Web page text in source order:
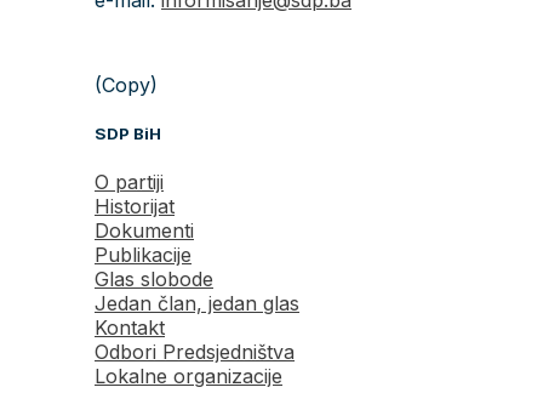
(Copy)
SDP BiH
O partiji
Historijat
Dokumenti
Publikacije
Glas slobode
Jedan član, jedan glas
Kontakt
Odbori Predsjedništva
Lokalne organizacije